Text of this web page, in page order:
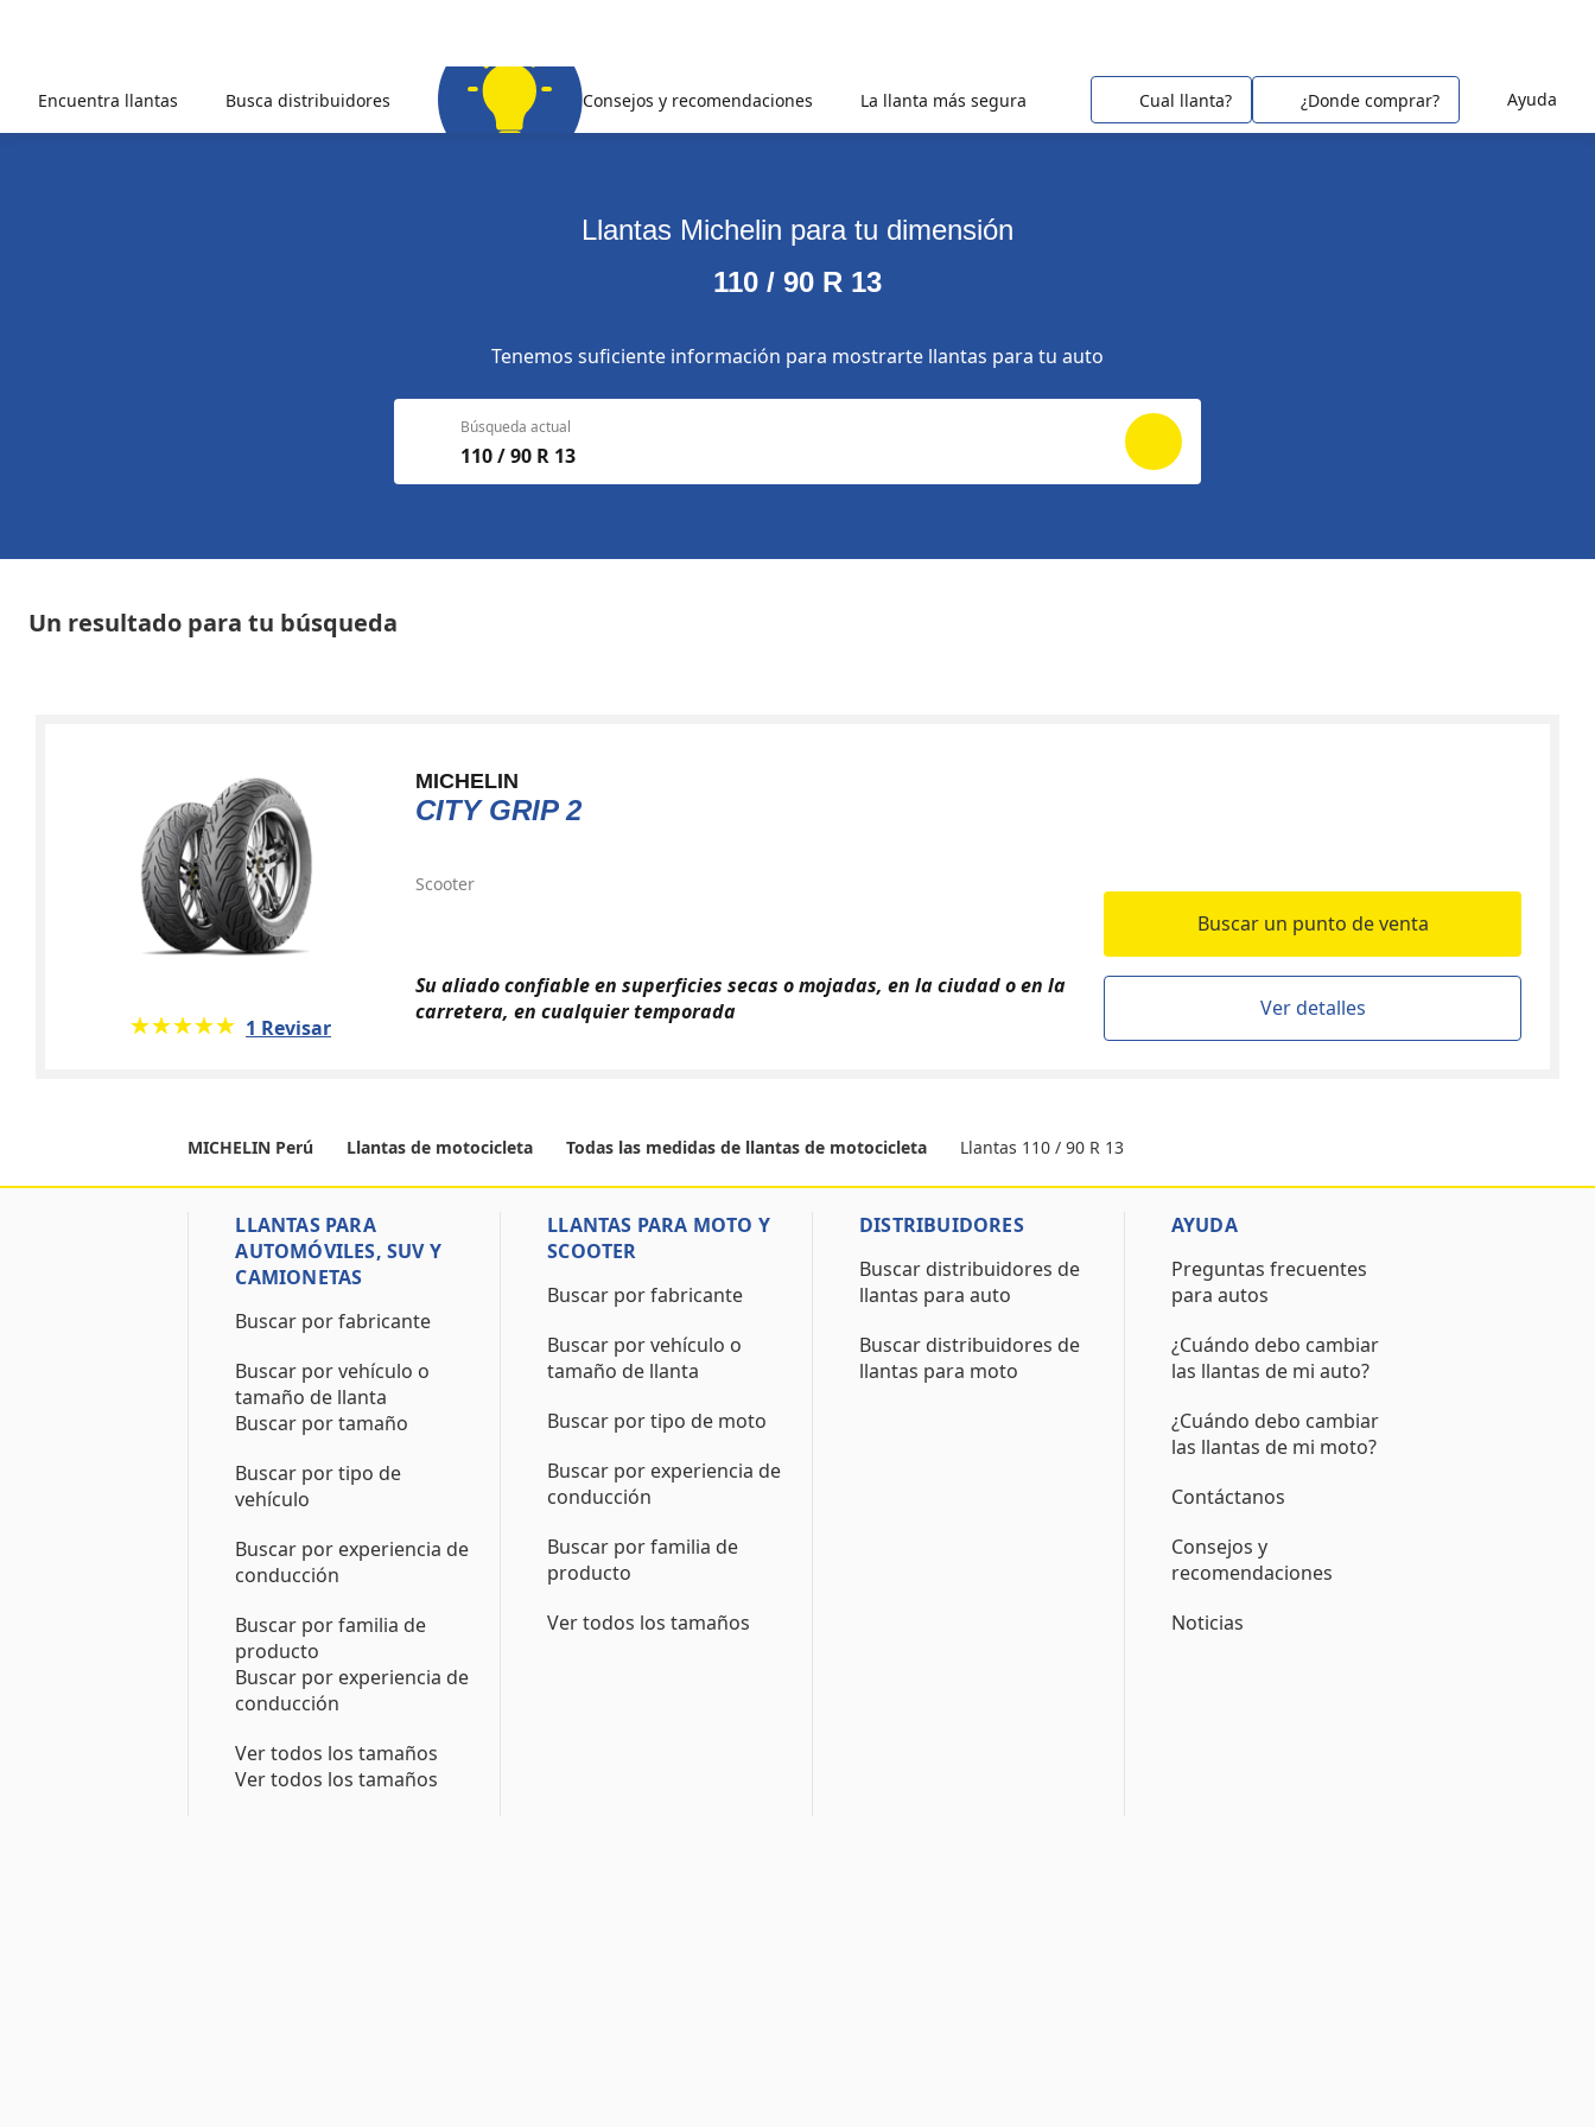
Ayuda
Encuentra llantas Busca distribuidores Consejos y recomendaciones La llanta más segura Cual llanta? ¿Donde comprar?
Llantas Michelin para tu dimensión
110 / 90 R 13
Tenemos suficiente información para mostrarte llantas para tu auto
Búsqueda actual
110 / 90 R 13
Un resultado para tu búsqueda
MICHELIN
CITY GRIP 2
Scooter
★★★★★
☆☆☆☆☆ 1 Revisar
Su aliado confiable en superficies secas o mojadas, en la ciudad o en la
carretera, en cualquier temporada
Buscar un punto de venta
Ver detalles
MICHELIN Perú Llantas de motocicleta Todas las medidas de llantas de motocicleta Llantas 110 / 90 R 13
LLANTAS PARA
AUTOMÓVILES, SUV Y
CAMIONETAS
Buscar por fabricante
Buscar por vehículo o
tamaño de llanta
Buscar por tamaño
Buscar por tipo de
vehículo
Buscar por experiencia de
conducción
Buscar por familia de
producto
Buscar por experiencia de
conducción
Ver todos los tamaños
Ver todos los tamaños
LLANTAS PARA MOTO Y
SCOOTER
Buscar por fabricante
Buscar por vehículo o
tamaño de llanta
Buscar por tipo de moto
Buscar por experiencia de
conducción
Buscar por familia de
producto
Ver todos los tamaños
DISTRIBUIDORES
Buscar distribuidores de
llantas para auto
Buscar distribuidores de
llantas para moto
AYUDA
Preguntas frecuentes
para autos
¿Cuándo debo cambiar
las llantas de mi auto?
¿Cuándo debo cambiar
las llantas de mi moto?
Contáctanos
Consejos y
recomendaciones
Noticias